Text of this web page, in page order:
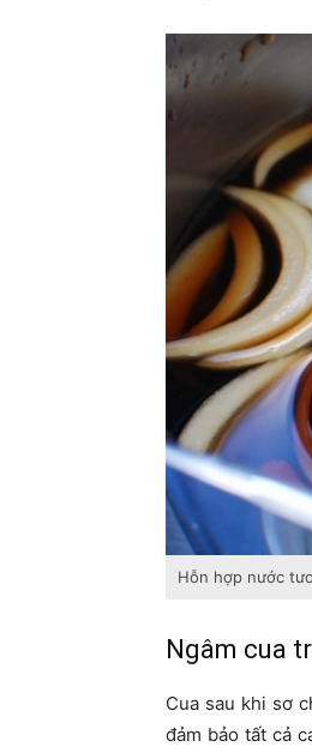
Hỗn hợp nước
Ngâm cua
Cua sau khi sơ
đảm bảo tất cả